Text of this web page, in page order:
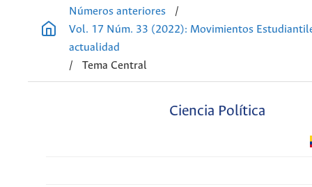
Números anteriores
/
Vol. 17 Núm. 33 (2022): Movimientos
actualidad
/
Tema Central
Ciencia Política